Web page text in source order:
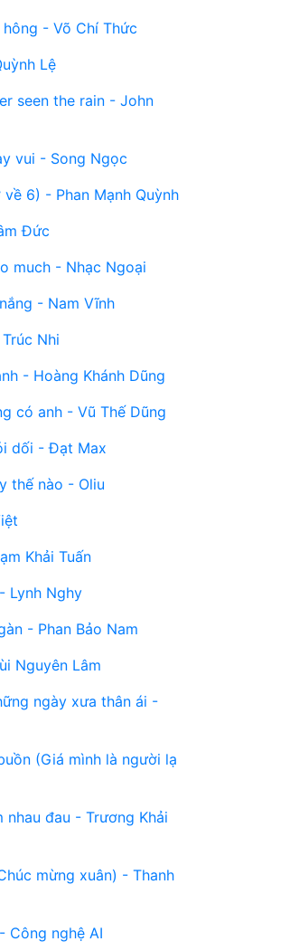
- Võ Chí Thức
Lệ
seen the rain - John
vui - Song Ngọc
6) - Phan Mạnh Quỳnh
Đức
much - Nhạc Ngoại
- Nam Vĩnh
Nhi
- Hoàng Khánh Dũng
có anh - Vũ Thế Dũng
dối - Đạt Max
thế nào - Oliu
Khải Tuấn
Lynh Nghy
- Phan Bảo Nam
Nguyên Lâm
ngày xưa thân ái -
(Giá mình là người lạ
nhau đau - Trương Khải
mừng xuân) - Thanh
Công nghệ AI